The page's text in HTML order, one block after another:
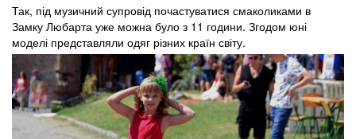
Так, під музичний супровід почастуватися смаколиками в
Замку Любарта уже можна було з 11 години. Згодом юні
моделі представляли одяг різних країн світу.